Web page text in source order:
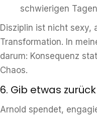
schwierigen
Disziplin ist nicht sexy,
Transformation. In
darum: Konsequenz
Chaos.
6. Gib etwas zurück
Arnold spendet,